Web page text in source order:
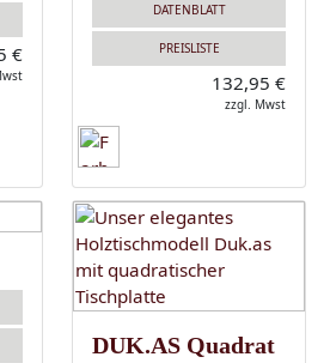
€
DATENBLATT
PREISLISTE
132,95 €
zzgl. Mwst
DUK.AS Quadrat